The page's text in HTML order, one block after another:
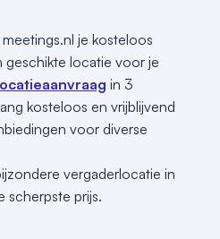
je kosteloos
geschikte locatie voor je
in 3
kosteloos en vrijblijvend
voor diverse
vergaderlocatie in
scherpste prijs.